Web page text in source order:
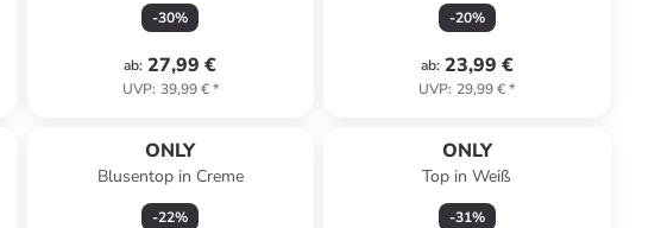
-30%
ab: 27,99 €
UVP: 39,99 €*
-20%
ab: 23,99 €
UVP: 29,99 €*
ONLY
Blusentop in Creme
-22%
ONLY
Top in Weiß
-31%